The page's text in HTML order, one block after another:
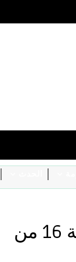
تحت رعاية الرئيس السيسي.. الداخلية تطلق المرحلة 16 من